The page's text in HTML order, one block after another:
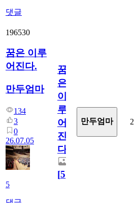
댓글
196530
꿈은 이루
어진다.
만두엄마
134
3
0
26.07.05
5
꿈
은
이
루
어
진
다.
[5]
만두엄마